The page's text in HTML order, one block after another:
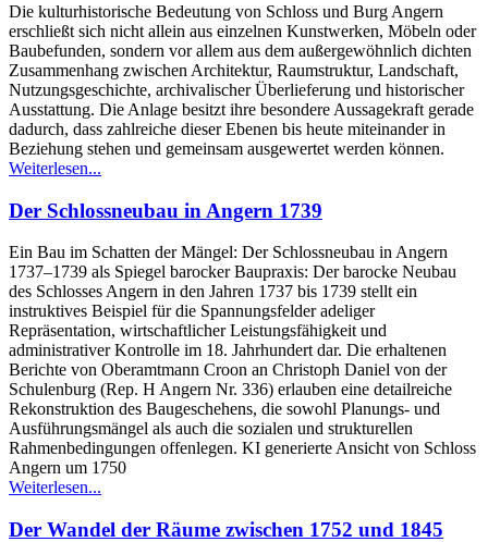
Die kulturhistorische Bedeutung von Schloss und Burg Angern
erschließt sich nicht allein aus einzelnen Kunstwerken, Möbeln oder
Baubefunden, sondern vor allem aus dem außergewöhnlich dichten
Zusammenhang zwischen Architektur, Raumstruktur, Landschaft,
Nutzungsgeschichte, archivalischer Überlieferung und historischer
Ausstattung. Die Anlage besitzt ihre besondere Aussagekraft gerade
dadurch, dass zahlreiche dieser Ebenen bis heute miteinander in
Beziehung stehen und gemeinsam ausgewertet werden können.
Weiterlesen...
Der Schlossneubau in Angern 1739
Ein Bau im Schatten der Mängel: Der Schlossneubau in Angern
1737–1739 als Spiegel barocker Baupraxis: Der barocke Neubau
des Schlosses Angern in den Jahren 1737 bis 1739 stellt ein
instruktives Beispiel für die Spannungsfelder adeliger
Repräsentation, wirtschaftlicher Leistungsfähigkeit und
administrativer Kontrolle im 18. Jahrhundert dar. Die erhaltenen
Berichte von Oberamtmann Croon an Christoph Daniel von der
Schulenburg (Rep. H Angern Nr. 336) erlauben eine detailreiche
Rekonstruktion des Baugeschehens, die sowohl Planungs- und
Ausführungsmängel als auch die sozialen und strukturellen
Rahmenbedingungen offenlegen. KI generierte Ansicht von Schloss
Angern um 1750
Weiterlesen...
Der Wandel der Räume zwischen 1752 und 1845